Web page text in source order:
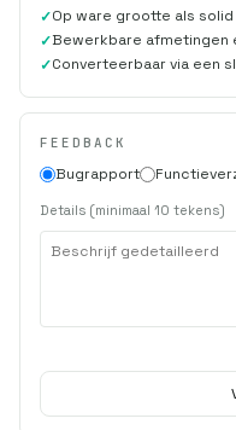
Op ware grootte als
Bewerkbare afmetingen
Converteerbaar via een
FEEDBACK
Bugrapport
Details (minimaal 10 tekens)